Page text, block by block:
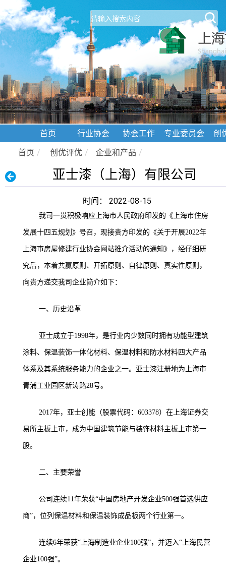
首页 行业协会 协会工作 专业委员会
创
首页 / 创优评优 / 企业和产品 /
亚士漆（上海）有限公司
时间： 2022-08-15
我司一贯积极响应上海市人民政府印发的《上海市住房
发展十四五规划》号召，现接贵方印发的《关于开展2022年
上海市房屋修建行业协会网站推介活动的通知》，经仔细研
究后，本着共赢原则、开拓原则、自律原则、真实性原则，
向贵方递交我司企业简介如下：
一、历史沿革
亚士成立于1998年，是行业内少数同时拥有功能型建筑
涂料、保温装饰一体化材料、保温材料和防水材料四大产品
体系及其系统服务能力的企业之一。亚士漆注册地为上海市
青浦工业园区新涛路28号。
2017年，亚士创能（股票代码：603378）在上海证券交
易所主板上市，成为中国建筑节能与装饰材料主板上市第一
股。
二、主要荣誉
公司连续11年荣获“中国房地产开发企业500强首选供应
商”，位列保温材料和保温装饰成品板两个行业第一。
连续6年荣获“上海制造业企业100强”，并迈入“上海民营
企业100强”。